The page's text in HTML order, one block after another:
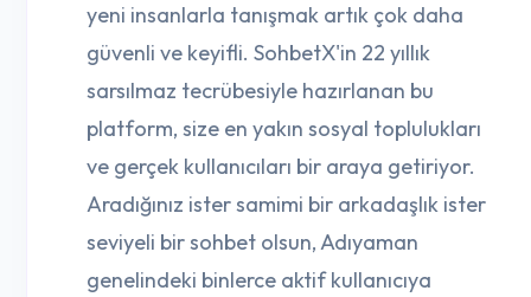
yeni insanlarla tanışmak artık çok daha
güvenli ve keyifli. SohbetX'in 22 yıllık
sarsılmaz tecrübesiyle hazırlanan bu
platform, size en yakın sosyal toplulukları
ve gerçek kullanıcıları bir araya getiriyor.
Aradığınız ister samimi bir arkadaşlık ister
seviyeli bir sohbet olsun, Adıyaman
genelindeki binlerce aktif kullanıcıya